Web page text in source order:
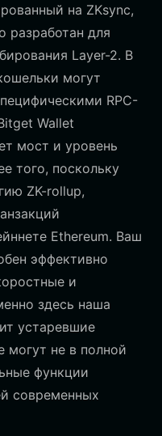
на ZKsync,
разработан для
Layer-2. В
могут
RPC-
Wallet
мост и уровень
того, поскольку
ZK-rollup,
Ethereum. Ваш
эффективно
и
здесь наша
устаревшие
могут не в полной
функции
современных